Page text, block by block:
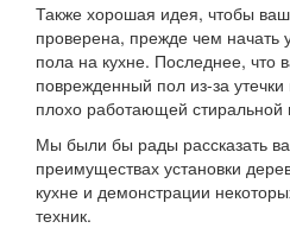
Также хорошая идея, чтобы
проверена, прежде чем начать
пола на кухне. Последнее, что
поврежденный пол из-за
плохо работающей
Мы были бы рады рассказать
преимуществах установки
кухне и демонстрации
техник.